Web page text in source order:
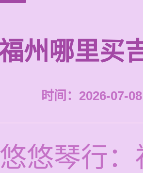
州哪里买
时间：2026-07-
悠琴行